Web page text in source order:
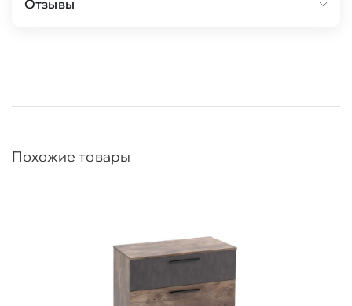
Отзывы
Похожие товары